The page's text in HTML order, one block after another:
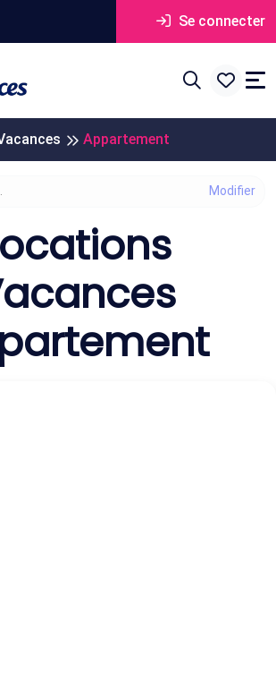
Se connecter
Appartement